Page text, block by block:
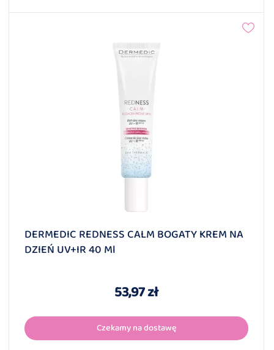
DERMEDIC REDNESS CALM BOGATY KREM NA
DZIEŃ UV+IR 40 Ml
53,97 zł
Czekamy na dostawę